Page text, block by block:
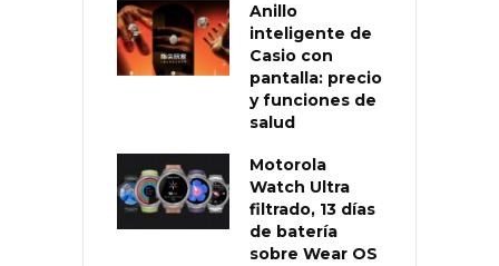
Anillo
inteligente de
Casio con
pantalla: precio
y funciones de
salud
Motorola
Watch Ultra
filtrado, 13 días
de batería
sobre Wear OS